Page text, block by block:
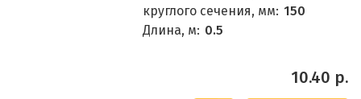
круглого сечения, мм: 150
Длина, м: 0.5
10.40 р.